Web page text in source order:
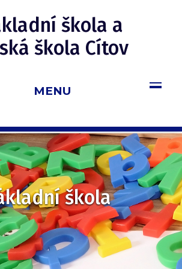
škola a
škola Cítov
MENU
škola